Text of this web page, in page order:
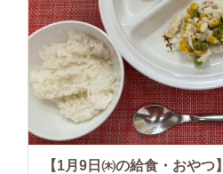
【1月9日㈭の給食・おやつ】